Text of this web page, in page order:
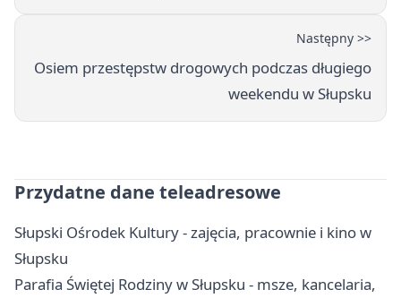
Następny >>
Osiem przestępstw drogowych podczas długiego
weekendu w Słupsku
Przydatne dane teleadresowe
Słupski Ośrodek Kultury - zajęcia, pracownie i kino w
Słupsku
Parafia Świętej Rodziny w Słupsku - msze, kancelaria,